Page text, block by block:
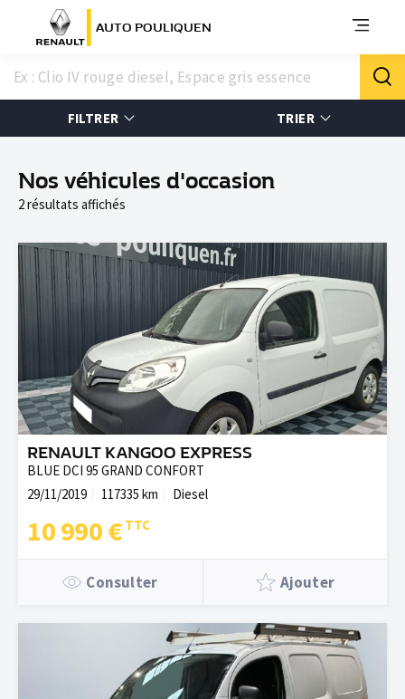
AUTO POULIQUEN
FILTRER TRIER
Nos véhicules d'occasion
2 résultats affichés
RENAULT KANGOO EXPRESS
BLUE DCI 95 GRAND CONFORT
29/11/2019
117335 km Diesel
10 990 €
Consulter Ajouter